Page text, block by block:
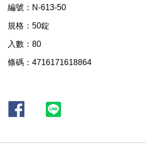
編號：N-613-50
規格：50錠
入數：80
條碼：4716171618864